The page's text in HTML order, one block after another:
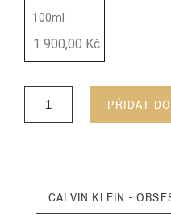
100ml
1 900,00 Kč
PŘIDAT
CALVIN KLEIN -